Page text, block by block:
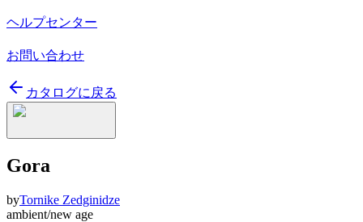
ヘルプセンター
お問い合わせ
カタログに戻る
Gora
byTornike Zedginidze
ambient/new age